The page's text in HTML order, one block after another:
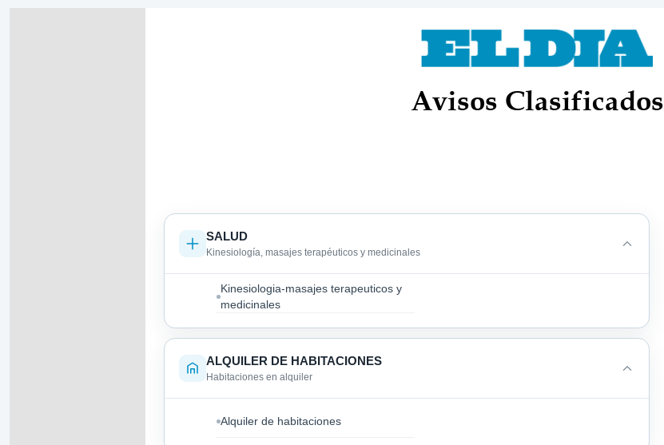
Avisos Clasificados
SALUD
Kinesiología, masajes terapéuticos y medicinales
Kinesiologia-masajes terapeuticos y
medicinales
ALQUILER DE HABITACIONES
Habitaciones en alquiler
Alquiler de habitaciones